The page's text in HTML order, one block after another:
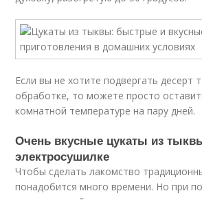
Если вы не хотите подвергать десерт
обработке, то можете просто
комнатной температуре на пару дней.
Очень вкусные цукаты из
электросушилке
Чтобы сделать лакомство
понадобится много времени. Но при